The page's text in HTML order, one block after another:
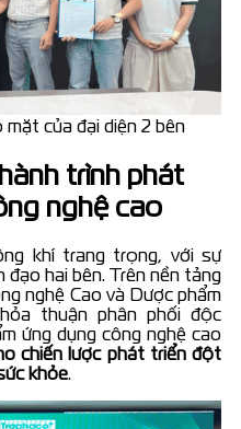
của đại diện 2 bên
trình phát
nghệ cao
khí trang trọng, với sự
đạo hai bên. Trên nền tảng
nghệ Cao và Dược phẩm
thuận phân phối độc
ứng dụng công nghệ cao
chiến lược phát triển đột
khỏe.